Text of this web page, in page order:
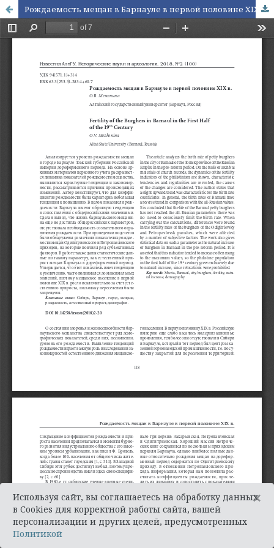
Рождаемость мещан в Барнауле в первой половине XIX в.
Используя сайт, вы соглашаетесь на обработку данных
в Cookies для корректной работы сайта, вашей
персонализации и других целей, предусмотренных
Политикой
×